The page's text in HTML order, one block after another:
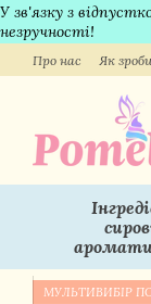
Перейти до
У зв'язку з
незручності!
Про нас Як
МУЛЬТИВИБІР